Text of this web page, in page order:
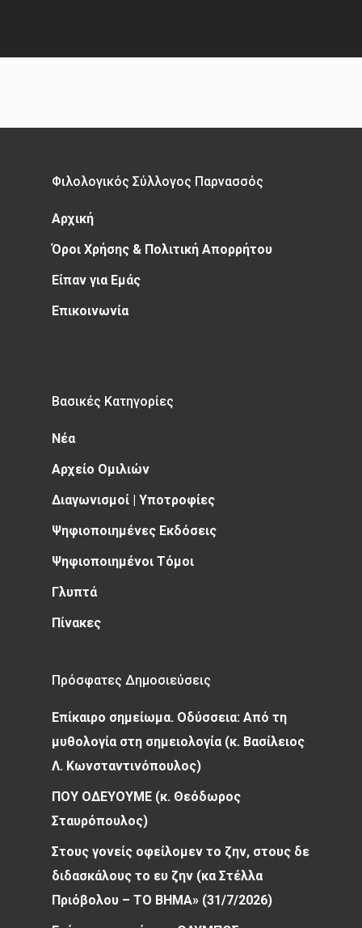
Φιλολογικός Σύλλογος Παρνασσός
Αρχική
Όροι Χρήσης & Πολιτική Απορρήτου
Είπαν για Εμάς
Επικοινωνία
Βασικές Κατηγορίες
Νέα
Αρχείο Ομιλιών
Διαγωνισμοί | Υποτροφίες
Ψηφιοποιημένες Εκδόσεις
Ψηφιοποιημένοι Τόμοι
Γλυπτά
Πίνακες
Πρόσφατες Δημοσιεύσεις
Επίκαιρο σημείωμα. Οδύσσεια: Από τη
μυθολογία στη σημειολογία (κ. Βασίλειος
Λ. Κωνσταντινόπουλος)
ΠΟΥ ΟΔΕΥΟΥΜΕ (κ. Θεόδωρος
Σταυρόπουλος)
Στους γονείς οφείλομεν το ζην, στους δε
διδασκάλους το ευ ζην (κα Στέλλα
Πριόβολου – ΤΟ ΒΗΜΑ» (31/7/2026)